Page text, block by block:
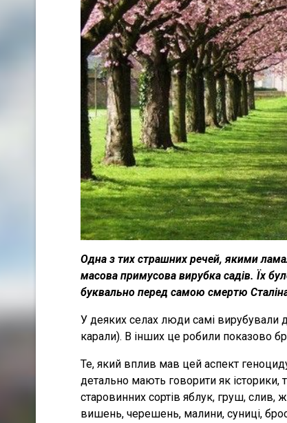
Одна з тих страшних речей, якими
масова примусова вирубка садів. Їх
буквально перед самою смертю
У деяких селах люди самі вирубували
карали). В інших це робили показово
Те, який вплив мав цей аспект
детально мають говорити як історики,
старовинних сортів яблук, груш, слив,
вишень, черешень, малини, суниці,